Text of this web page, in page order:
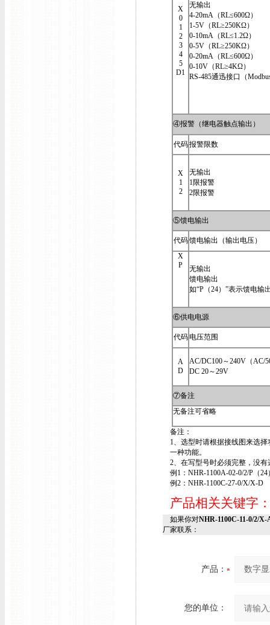
X
0
1
2
3
4
5
D1
无输出
4-20mA（RL≤600Ω）
1-5V（RL≥250KΩ）
0-10mA（RL≤1.2Ω）
0-5V（RL≥250KΩ）
0-20mA（RL≤600Ω）
0-10V（RL≥4KΩ）
RS-485通迅接口（
④报警（继电器触点输出）
代码报警限数
X
1
2
无输出
1限报警
2限报警
⑤馈电输出
代码馈电输出（输出电压）
X
P
无输出
馈电输出
如“P（24）”表示馈电输
⑥供电电源
代码电压范围
A
D
AC/DC100～240V（AC/
DC 20～29V
⑦备注
无备注可省略
备注：
1、选型时请根据接线图来选
一种功能。
2、在写型号时必须完整，没
例1：NHR-1100A-02-0/2/P（24
例2：NHR-1100C-27-0/X/X-D
产品相关关键字
如果你对NHR-1100C-11-0/2/
厂家联系：
产品：
您的单位：